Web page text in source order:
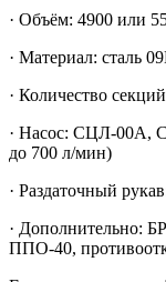
· Объём: 4900 или
· Материал: сталь
· Количество
· Насос: СЦЛ-00А,
до 700 л/мин)
· Раздаточный
· Дополнительно:
ППО-40,